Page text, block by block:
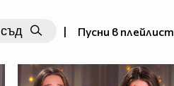
| Пусни в плейлист